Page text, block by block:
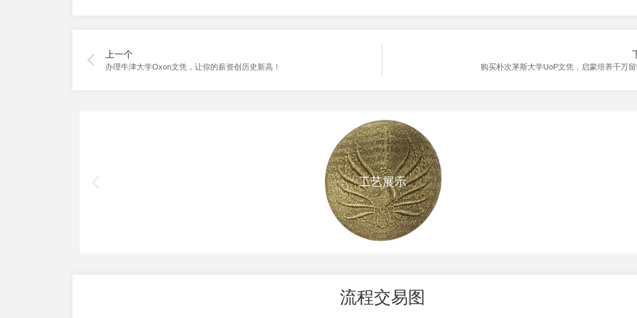
上一个
办理牛津大学Oxon文凭，让你的薪资创历史新高！ 购买朴次茅斯大学UoP文凭，启蒙培养千万留
工艺展示
流程交易图